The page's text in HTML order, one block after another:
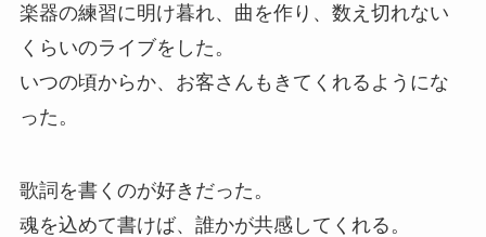
楽器の練習に明け暮れ、曲を作り、数え切れない
くらいのライブをした。
いつの頃からか、お客さんもきてくれるようにな
った。
歌詞を書くのが好きだった。
魂を込めて書けば、誰かが共感してくれる。